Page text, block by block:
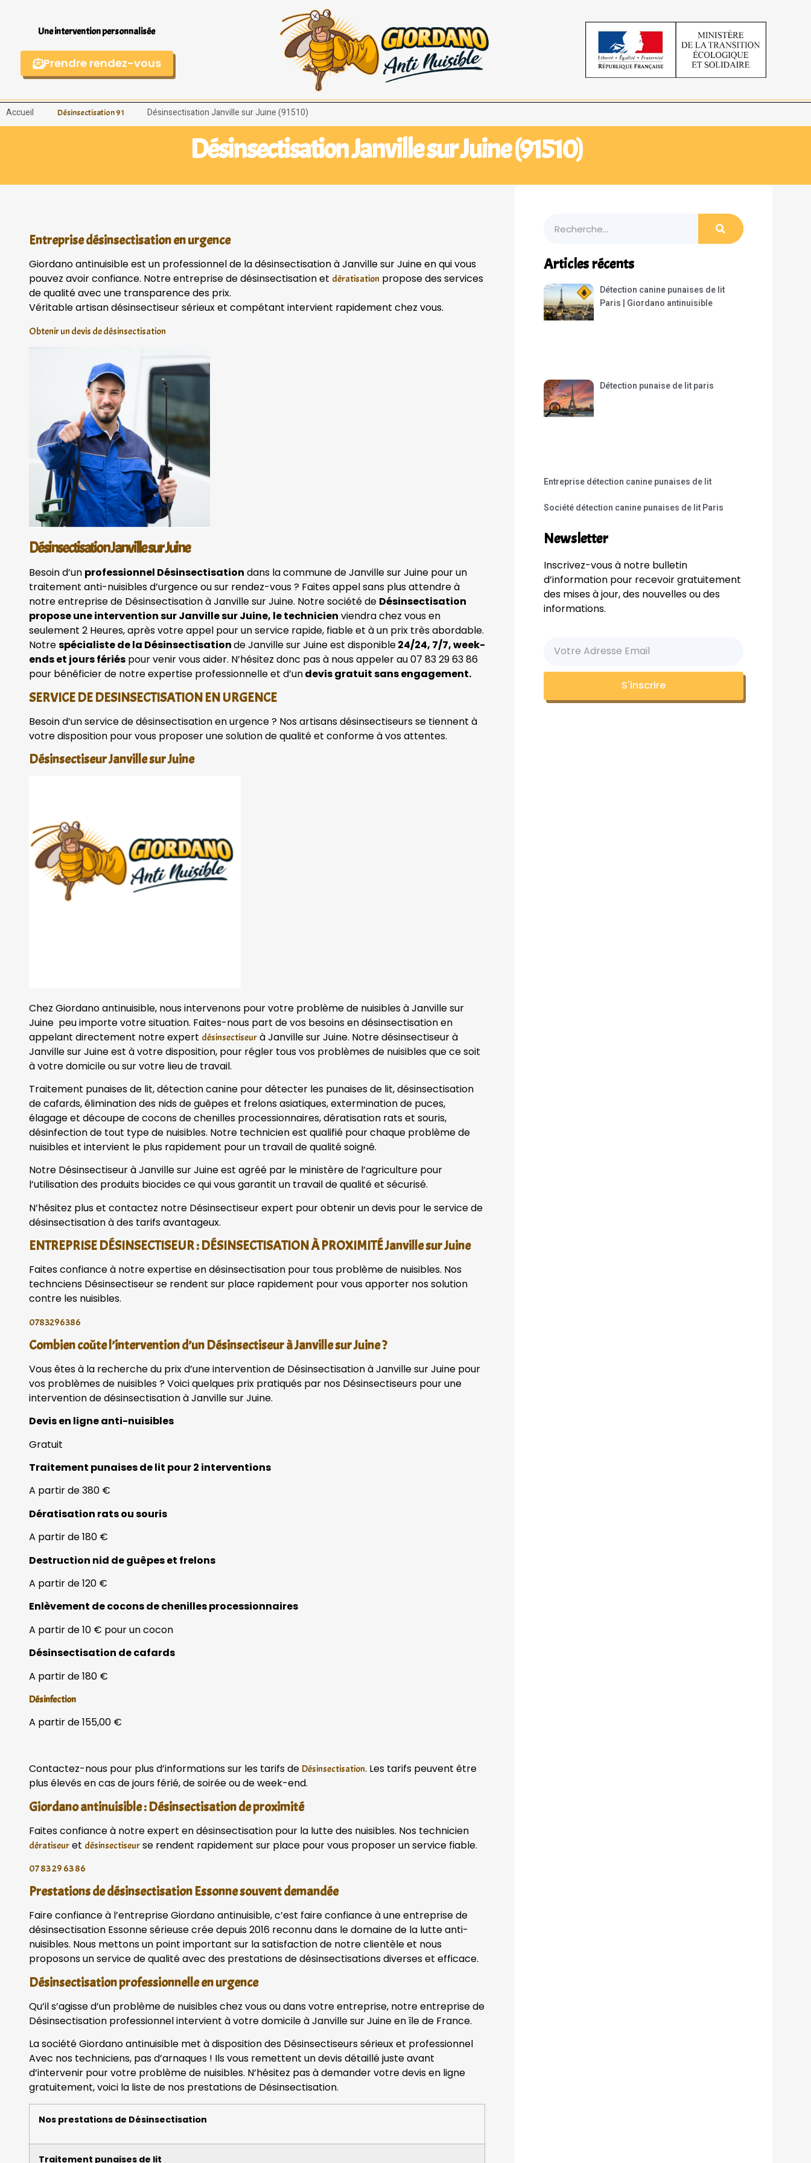
Une intervention personnalisée
Prendre rendez-vous
Accueil Désinsectisation 91 Désinsectisation Janville sur Juine (91510)
Désinsectisation Janville sur Juine (91510)
Entreprise désinsectisation en urgence
Giordano antinuisible est un professionnel de la désinsectisation à Janville sur Juine en qui vous
pouvez avoir confiance. Notre entreprise de désinsectisation et dératisation propose des services
de qualité avec une transparence des prix.
Véritable artisan désinsectiseur sérieux et compétant intervient rapidement chez vous.
Obtenir un devis de désinsectisation
Désinsectisation Janville sur Juine
Besoin d’un professionnel Désinsectisation dans la commune de Janville sur Juine pour un
traitement anti-nuisibles d’urgence ou sur rendez-vous ? Faites appel sans plus attendre à
notre entreprise de Désinsectisation à Janville sur Juine. Notre société de Désinsectisation
propose une intervention sur Janville sur Juine, le technicien viendra chez vous en
seulement 2 Heures, après votre appel pour un service rapide, fiable et à un prix très abordable.
Notrespécialiste de la Désinsectisationde Janville sur Juine est disponible24/24, 7/7, week-
ends et jours fériés pour venir vous aider. N’hésitez donc pas à nous appeler au 07 83 29 63 86
pour bénéficier de notre expertise professionnelle et d’undevis gratuit sans engagement.
SERVICE DE DESINSECTISATION EN URGENCE
Besoin d’un service de désinsectisation en urgence ? Nos artisans désinsectiseurs se tiennent à
votre disposition pour vous proposer une solution de qualité et conforme à vos attentes.
Désinsectiseur Janville sur Juine
Chez Giordano antinuisible, nous intervenons pour votre problème de nuisibles à Janville sur
Juine peu importe votre situation. Faites-nous part de vos besoins en désinsectisation en
appelant directement notre expert désinsectiseur à Janville sur Juine. Notre désinsectiseur à
Janville sur Juine est à votre disposition, pour régler tous vos problèmes de nuisibles que ce soit
à votre domicile ou sur votre lieu de travail.
Traitement punaises de lit, détection canine pour détecter les punaises de lit, désinsectisation
de cafards, élimination des nids de guêpes et frelons asiatiques, extermination de puces,
élagage et découpe de cocons de chenilles processionnaires, dératisation rats et souris,
désinfection de tout type de nuisibles. Notre technicien est qualifié pour chaque problème de
nuisibles et intervient le plus rapidement pour un travail de qualité soigné.
Notre Désinsectiseur à Janville sur Juine est agréé par le ministère de l’agriculture pour
l’utilisation des produits biocides ce qui vous garantit un travail de qualité et sécurisé.
N’hésitez plus et contactez notre Désinsectiseur expert pour obtenir un devis pour le service de
désinsectisation à des tarifs avantageux.
ENTREPRISE DÉSINSECTISEUR : DÉSINSECTISATION À PROXIMITÉ Janville sur Juine
Faites confiance à notre expertise en désinsectisation pour tous problème de nuisibles. Nos
technciens Désinsectiseur se rendent sur place rapidement pour vous apporter nos solution
contre les nuisibles.
0783296386
Combien coûte l’intervention d’un Désinsectiseur à Janville sur Juine ?
Vous êtes à la recherche du prix d’une intervention de Désinsectisation à Janville sur Juine pour
vos problèmes de nuisibles ? Voici quelques prix pratiqués par nos Désinsectiseurs pour une
intervention de désinsectisation à Janville sur Juine.
Devis en ligne anti-nuisibles
Gratuit
Traitement punaises de lit pour 2 interventions
A partir de 380 €
Dératisation rats ou souris
A partir de 180 €
Destruction nid de guêpes et frelons
A partir de 120 €
Enlèvement de cocons de chenilles processionnaires
A partir de 10 € pour un cocon
Désinsectisation de cafards
A partir de 180 €
Désinfection
A partir de 155,00 €
Contactez-nous pour plus d’informations sur les tarifs de Désinsectisation. Les tarifs peuvent être
plus élevés en cas de jours férié, de soirée ou de week-end.
Giordano antinuisible : Désinsectisation de proximité
Faites confiance à notre expert en désinsectisation pour la lutte des nuisibles. Nos technicien
dératiseur et désinsectiseur se rendent rapidement sur place pour vous proposer un service fiable.
07 83 29 63 86
Prestations de désinsectisation Essonne souvent demandée
Faire confiance à l’entreprise Giordano antinuisible, c’est faire confiance à une entreprise de
désinsectisation Essonne sérieuse crée depuis 2016 reconnu dans le domaine de la lutte anti-
nuisibles. Nous mettons un point important sur la satisfaction de notre clientèle et nous
proposons un service de qualité avec des prestations de désinsectisations diverses et efficace.
Désinsectisation professionnelle en urgence
Qu’il s’agisse d’un problème de nuisibles chez vous ou dans votre entreprise, notre entreprise de
Désinsectisation professionnel intervient à votre domicile à Janville sur Juine en île de France.
La société Giordano antinuisible met à disposition des Désinsectiseurs sérieux et professionnel
Avec nos techniciens, pas d’arnaques ! Ils vous remettent un devis détaillé juste avant
d’intervenir pour votre problème de nuisibles. N’hésitez pas à demander votre devis en ligne
gratuitement, voici la liste de nos prestations de Désinsectisation.
Nos prestations de Désinsectisation
Traitement punaises de lit
Articles récents
Détection canine punaises de lit
Paris | Giordano antinuisible
Détection punaise de lit paris
Entreprise détection canine punaises de lit
Société détection canine punaises de lit Paris
Newsletter
Inscrivez-vous à notre bulletin
d’information pour recevoir gratuitement
des mises à jour, des nouvelles ou des
informations.
S'inscrire